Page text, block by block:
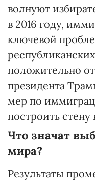
волнуют
в 2016 году,
ключевой
положительно
президента
мер по
построить
Что значат
мира?
Результаты